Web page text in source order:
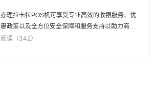
办理拉卡拉POS机可享受专业高效的收银服务、优
惠政策以及全方位安全保障和服务支持以助力商家
快速发展与成长壮大
阅读（342）